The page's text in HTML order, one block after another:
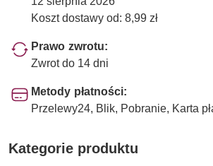
Koszt dostawy od: 8,99 zł
Prawo zwrotu:
Zwrot do 14 dni
Metody płatności:
Przelewy24, Blik, Pobranie, Karta
Kategorie produktu